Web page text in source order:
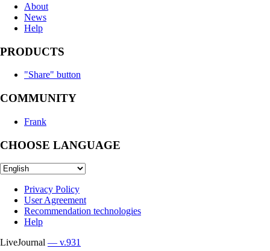
About
News
Help
PRODUCTS
"Share" button
COMMUNITY
Frank
CHOOSE LANGUAGE
Privacy Policy
User Agreement
Recommendation technologies
Help
LiveJournal — v.931